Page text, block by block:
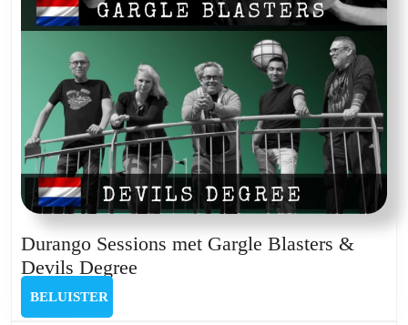
Durango Sessions met Gargle Blasters &
Devils Degree
BELUISTER